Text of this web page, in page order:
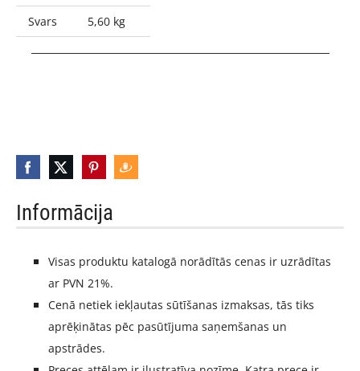
Informācija
Visas produktu katalogā norādītās cenas ir uzrādītas
ar PVN 21%.
Cenā netiek iekļautas sūtīšanas izmaksas, tās tiks
aprēķinātas pēc pasūtījuma saņemšanas un
apstrādes.
Svars
5,60 kg